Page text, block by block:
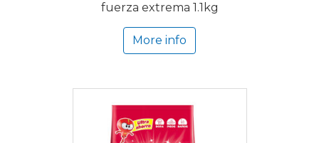
fuerza extrema 1.1kg
More info